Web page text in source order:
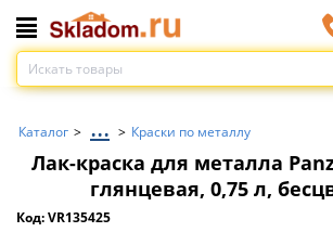
Каталог > ... > Краски по металлу
Лак-краска для металла
глянцевая, 0,75 л,
Код: VR135425